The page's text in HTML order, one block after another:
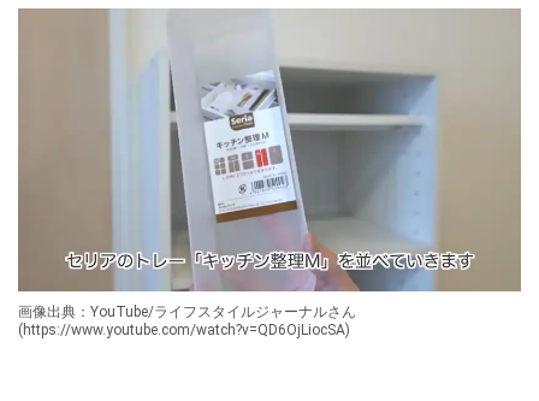
画像出典：YouTube/ライフスタイルジャーナルさん
(https://www.youtube.com/watch?v=QD6OjLiocSA)